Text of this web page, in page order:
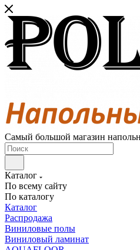
Самый большой магазин
Каталог
По всему сайту
По каталогу
Каталог
Распродажа
Виниловые полы
Виниловый ламинат